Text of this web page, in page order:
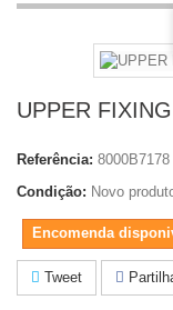
UPPER
Referência: 8000B7178
Condição: Novo
Encomenda
Tweet